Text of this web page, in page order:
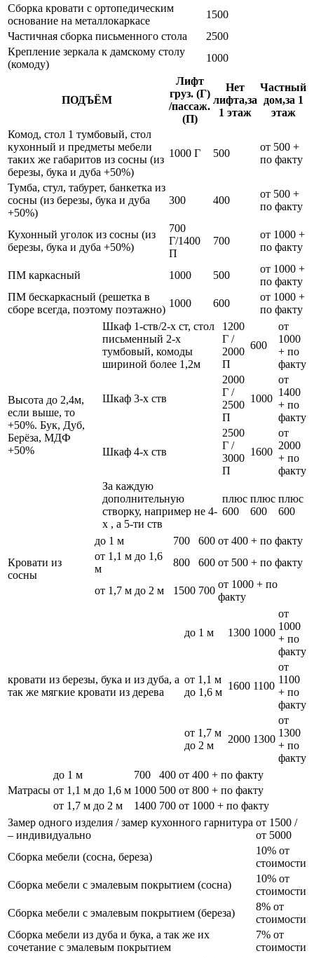
Сборка кровати с ортопедическим
основание на металлокаркасе
1500
Частичная сборка письменного стола
2500
Крепление зеркала к дамскому столу
(комоду)
1000
ПОДЪЁМ
Лифт
груз. (Г)
/пассаж.
(П)
Нет
лифта,за
1 этаж
Частный
дом,за 1
этаж
Комод, стол 1 тумбовый, стол
кухонный и предметы мебели
таких же габаритов из сосны (из
березы, бука и дуба +50%)
1000 Г 500
от 500 +
по факту
Тумба, стул, табурет, банкетка из
сосны (из березы, бука и дуба
+50%)
300 400
от 500 +
по факту
Кухонный уголок из сосны (из
березы, бука и дуба +50%)
700
Г/1400
П
700
от 1000 +
по факту
ПМ каркасный 1000 500
от 1000 +
по факту
ПМ бескаркасный (решетка в
сборе всегда, поэтому поэтажно)
1000 600
от 1000 +
по факту
Высота до 2,4м,
если выше, то
+50%. Бук, Дуб,
Берёза, МДФ
+50%
Шкаф 1-ств/2-х ст, стол
письменный 2-х
тумбовый, комоды
шириной более 1,2м
1200
Г /
2000
П
600
от
1000
+ по
факту
Шкаф 3-х ств
2000
Г /
2500
П
1000
от
1400
+ по
факту
Шкаф 4-х ств
2500
Г /
3000
П
1600
от
2000
+ по
факту
За каждую
дополнительную
створку, например не 4-
х , а 5-ти ств
плюс
600
плюс
600
плюс
600
Кровати из
сосны
до 1 м 700 600 от 400 + по факту
от 1,1 м до 1,6
м
800 600 от 500 + по факту
от 1,7 м до 2 м 1500 700
от 1000 + по
факту
кровати из березы, бука и из дуба, а
так же мягкие кровати из дерева
до 1 м 1300 1000
от
1000
+ по
факту
от 1,1 м
до 1,6 м
1600 1100
от
1100
+ по
факту
от 1,7 м
до 2 м
2000 1300
от
1300
+ по
факту
Матрасы
до 1 м 700 400 от 400 + по факту
от 1,1 м до 1,6 м 1000 500 от 800 + по факту
от 1,7 м до 2 м
1400 700 от 1000 + по факту
Замер одного изделия / замер кухонного гарнитура
– индивидуально
от 1500 /
от 5000
Сборка мебели (сосна, береза)
10% от
стоимости
Сборка мебели с эмалевым покрытием (сосна)
10% от
стоимости
Сборка мебели с эмалевым покрытием (береза)
8% от
стоимости
Сборка мебели из дуба и бука, а так же их
сочетание с эмалевым покрытием
7% от
стоимости